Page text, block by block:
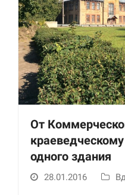
От
одного здания
28.01.2016